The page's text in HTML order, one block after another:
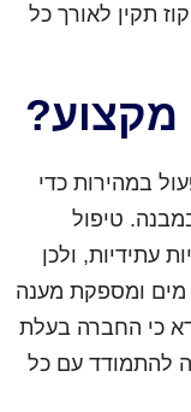
תקין לאורך כל
מקצוע?
במהירות כדי
טיפול
עתידיות, ולכן
ומספקת מענה
כי החברה בעלת
להתמודד עם כל